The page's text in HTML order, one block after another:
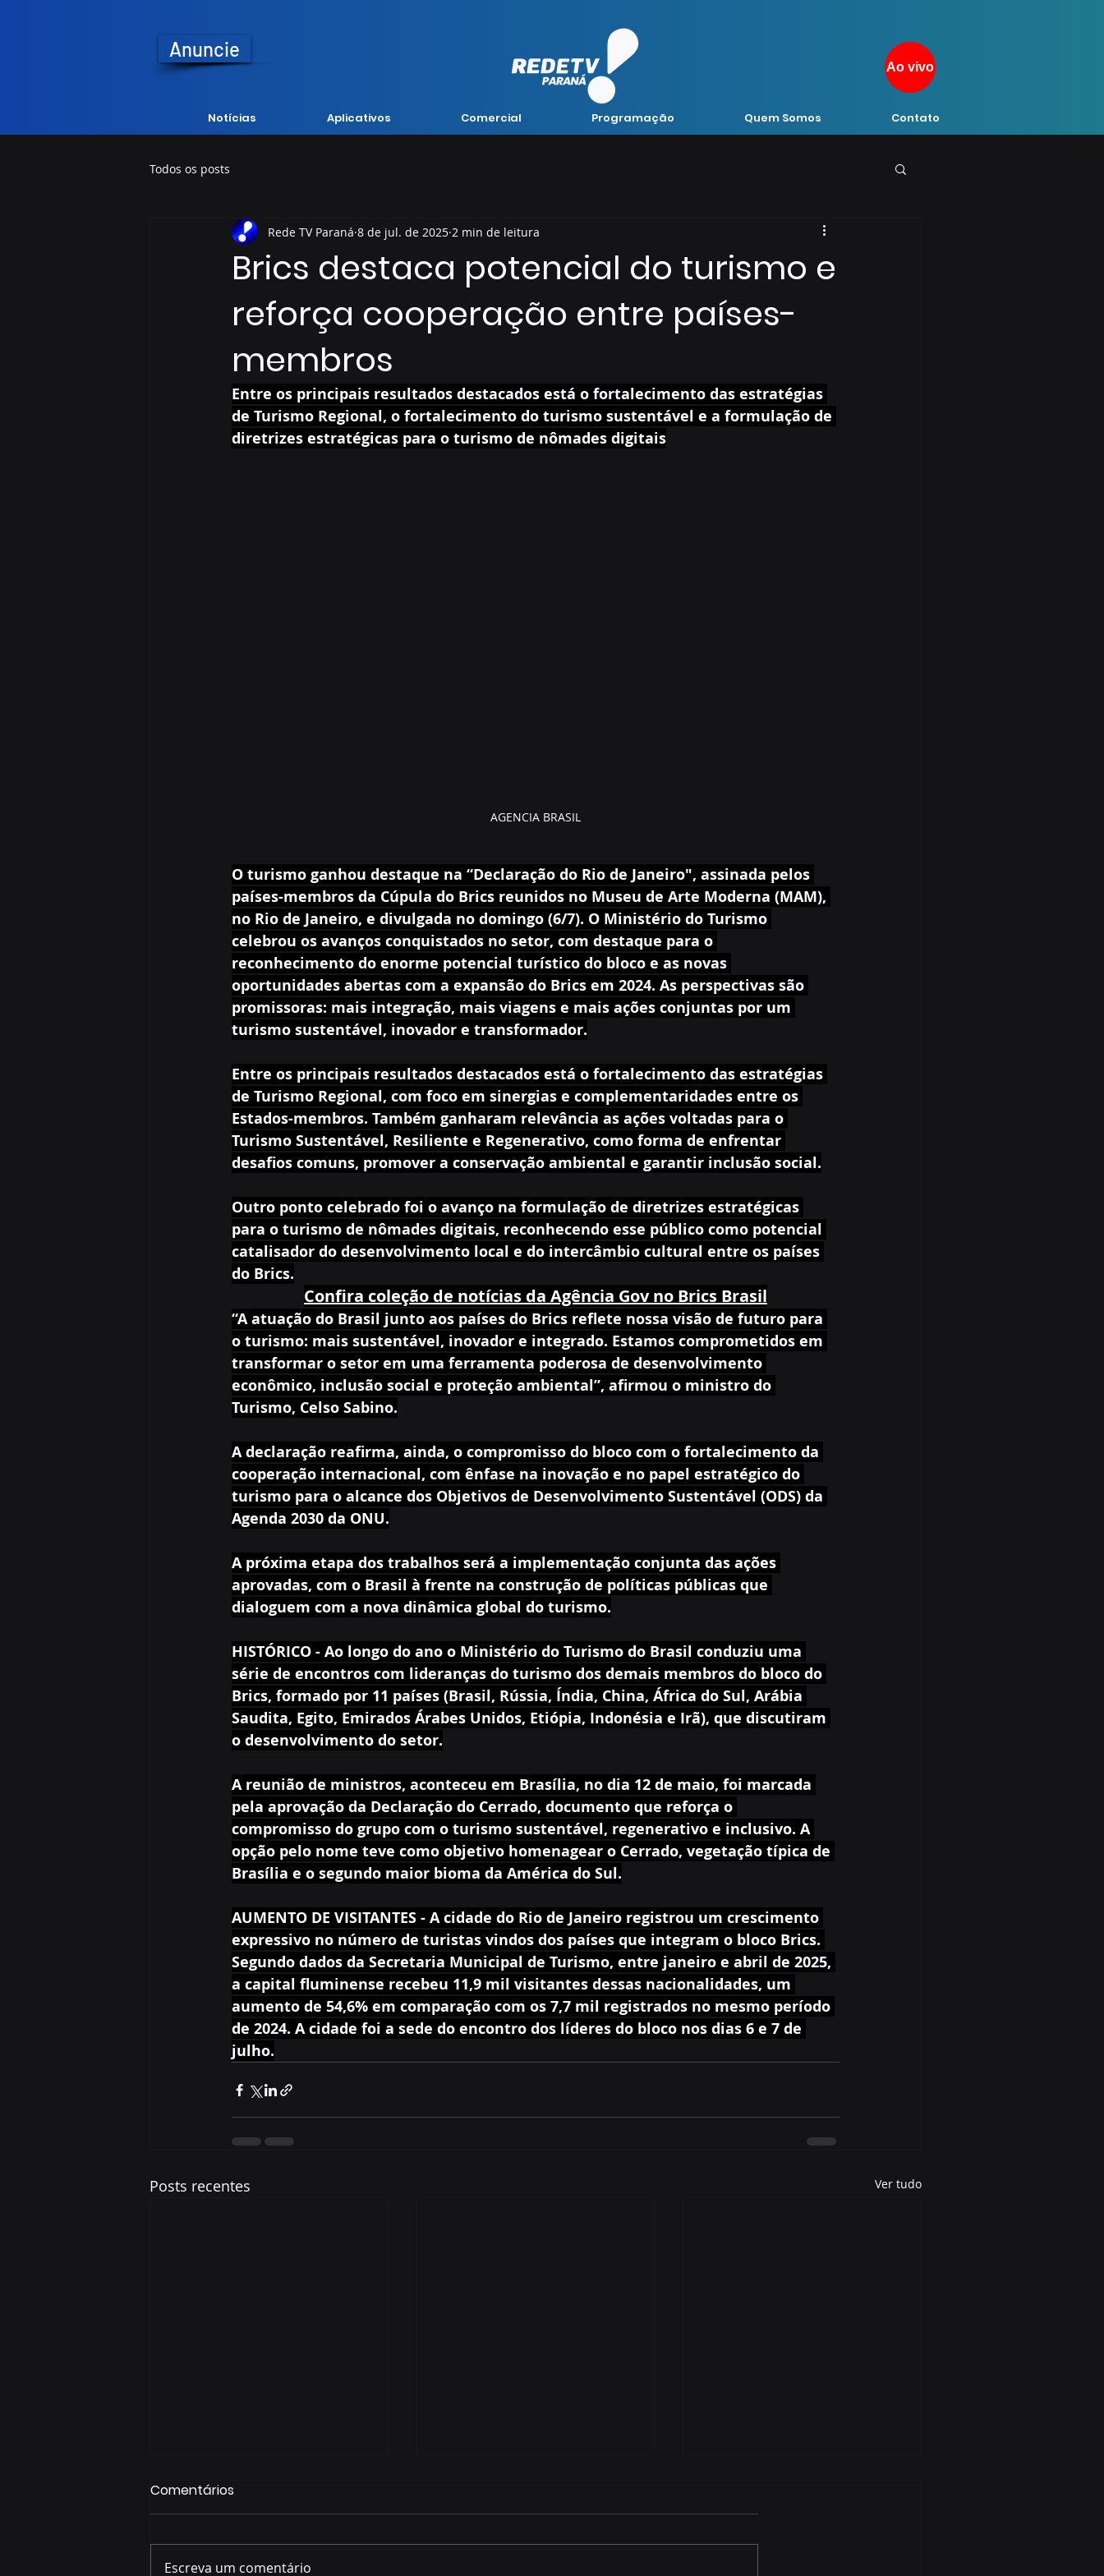
Anuncie
Notícias Aplicativos Comercial Programação Quem Somos Contato
Ao vivo
Todos os posts
Brics destaca potencial do turismo e
reforça cooperação entre países-
membros
Rede TV Paraná 8 de jul. de 2025 2 min de leitura
Entre os principais resultados destacados está o fortalecimento das estratégias
de Turismo Regional, o fortalecimento do turismo sustentável e a formulação de
diretrizes estratégicas para o turismo de nômades digitais
AGENCIA BRASIL
O turismo ganhou destaque na “Declaração do Rio de Janeiro", assinada pelos
países-membros da Cúpula do Brics reunidos no Museu de Arte Moderna (MAM),
no Rio de Janeiro, e divulgada no domingo (6/7). O Ministério do Turismo
celebrou os avanços conquistados no setor, com destaque para o
reconhecimento do enorme potencial turístico do bloco e as novas
oportunidades abertas com a expansão do Brics em 2024. As perspectivas são
promissoras: mais integração, mais viagens e mais ações conjuntas por um
turismo sustentável, inovador e transformador.
Entre os principais resultados destacados está o fortalecimento das estratégias
de Turismo Regional, com foco em sinergias e complementaridades entre os
Estados-membros. Também ganharam relevância as ações voltadas para o
Turismo Sustentável, Resiliente e Regenerativo, como forma de enfrentar
desafios comuns, promover a conservação ambiental e garantir inclusão social.
Outro ponto celebrado foi o avanço na formulação de diretrizes estratégicas
para o turismo de nômades digitais, reconhecendo esse público como potencial
catalisador do desenvolvimento local e do intercâmbio cultural entre os países
do Brics.
Confira coleção de notícias da Agência Gov no Brics Brasil
“A atuação do Brasil junto aos países do Brics reflete nossa visão de futuro para
o turismo: mais sustentável, inovador e integrado. Estamos comprometidos em
transformar o setor em uma ferramenta poderosa de desenvolvimento
econômico, inclusão social e proteção ambiental”, afirmou o ministro do
Turismo, Celso Sabino.
A declaração reafirma, ainda, o compromisso do bloco com o fortalecimento da
cooperação internacional, com ênfase na inovação e no papel estratégico do
turismo para o alcance dos Objetivos de Desenvolvimento Sustentável (ODS) da
Agenda 2030 da ONU.
A próxima etapa dos trabalhos será a implementação conjunta das ações
aprovadas, com o Brasil à frente na construção de políticas públicas que
dialoguem com a nova dinâmica global do turismo.
HISTÓRICO - Ao longo do ano o Ministério do Turismo do Brasil conduziu uma
série de encontros com lideranças do turismo dos demais membros do bloco do
Brics, formado por 11 países (Brasil, Rússia, Índia, China, África do Sul, Arábia
Saudita, Egito, Emirados Árabes Unidos, Etiópia, Indonésia e Irã), que discutiram
o desenvolvimento do setor.
A reunião de ministros, aconteceu em Brasília, no dia 12 de maio, foi marcada
pela aprovação da Declaração do Cerrado, documento que reforça o
compromisso do grupo com o turismo sustentável, regenerativo e inclusivo. A
opção pelo nome teve como objetivo homenagear o Cerrado, vegetação típica de
Brasília e o segundo maior bioma da América do Sul.
AUMENTO DE VISITANTES - A cidade do Rio de Janeiro registrou um crescimento
expressivo no número de turistas vindos dos países que integram o bloco Brics.
Segundo dados da Secretaria Municipal de Turismo, entre janeiro e abril de 2025,
a capital fluminense recebeu 11,9 mil visitantes dessas nacionalidades, um
aumento de 54,6% em comparação com os 7,7 mil registrados no mesmo período
de 2024. A cidade foi a sede do encontro dos líderes do bloco nos dias 6 e 7 de
julho.
Posts recentes Ver tudo
Comentários
Escreva um comentário